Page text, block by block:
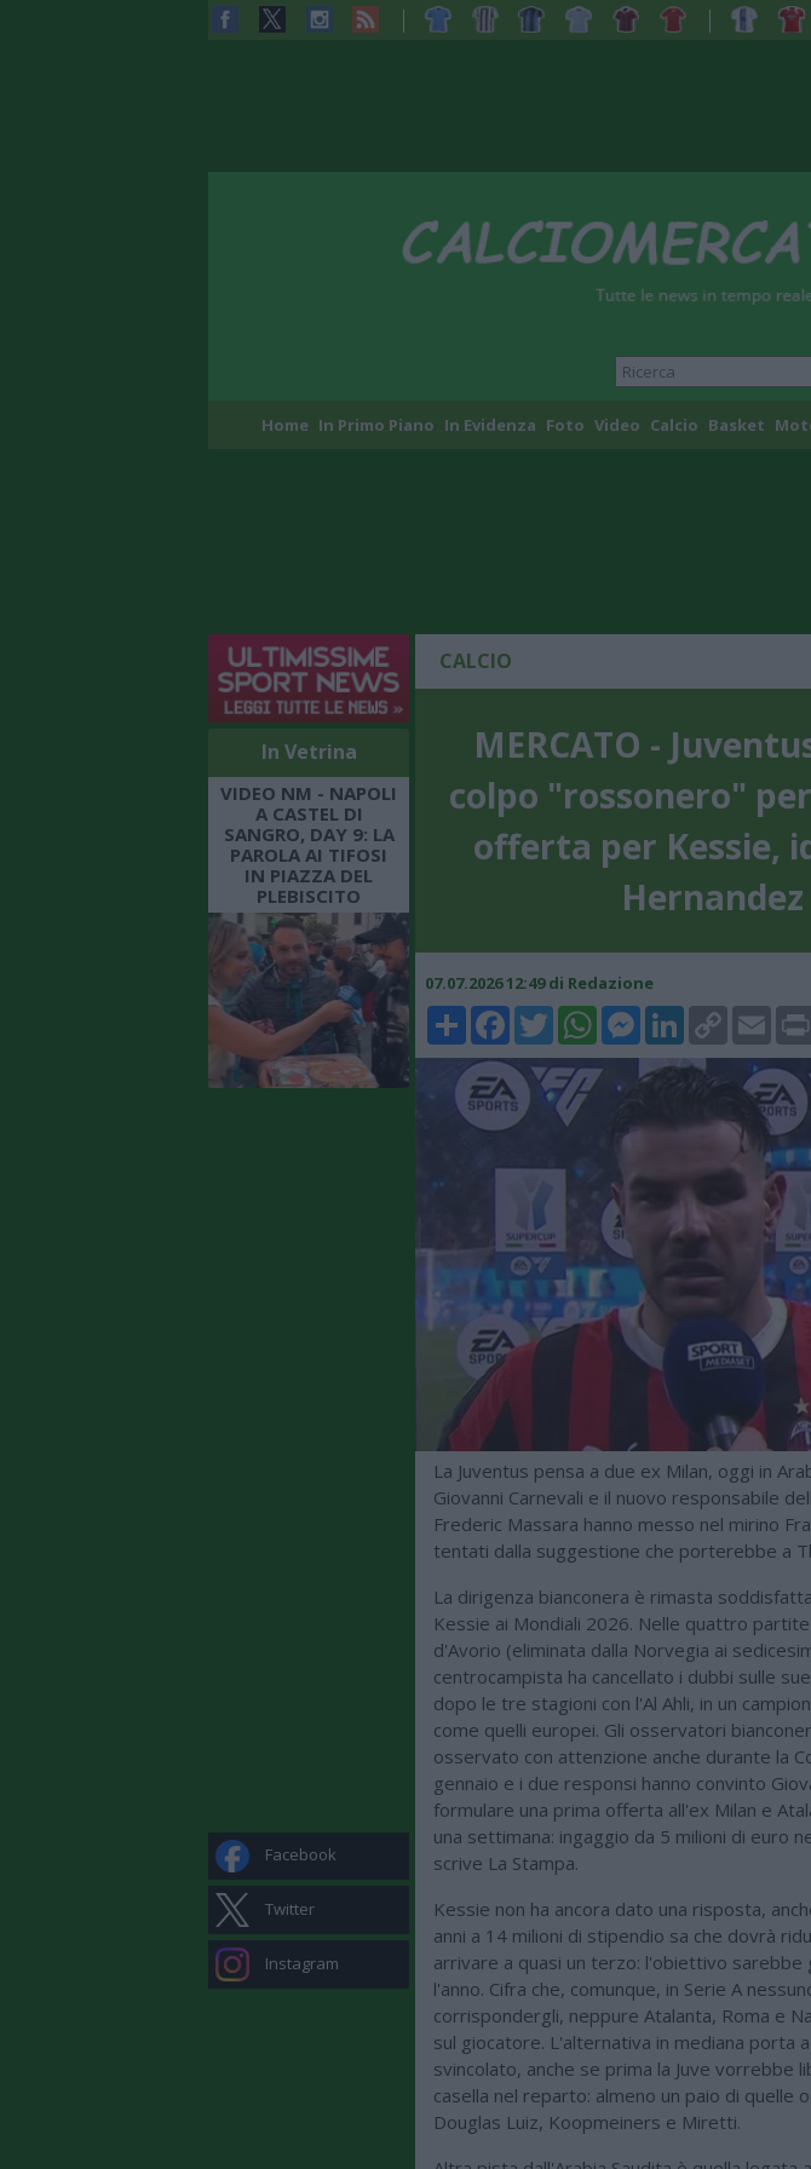
Home In Primo Piano In Evidenza Foto Video Calcio Basket
In Vetrina
VIDEO NM - NAPOLI
A CASTEL DI
SANGRO, DAY 9: LA
PAROLA AI TIFOSI
IN PIAZZA DEL
PLEBISCITO
Facebook
Twitter
Instagram
CALCIO
MERCATO -
colpo "rossonero"
offerta per Kessie,
Hernandez
07.07.2026 12:49 di Redazione
ShareFacebookTwitterWhatsAppMessenger
LinkedIn
Copy
Link
Email Print
La Juventus pensa a due ex Milan, oggi in
Giovanni Carnevali e il nuovo responsabile
Frederic Massara hanno messo nel mirino
tentati dalla suggestione che porterebbe a
La dirigenza bianconera è rimasta
Kessie ai Mondiali 2026. Nelle quattro
d'Avorio (eliminata dalla Norvegia ai
centrocampista ha cancellato i dubbi sulle
dopo le tre stagioni con l'Al Ahli, in un
come quelli europei. Gli osservatori
osservato con attenzione anche durante la
gennaio e i due responsi hanno convinto
formulare una prima offerta all'ex Milan e
una settimana: ingaggio da 5 milioni di euro
scrive La Stampa.
Kessie non ha ancora dato una risposta,
anni a 14 milioni di stipendio sa che dovrà
arrivare a quasi un terzo: l'obiettivo sarebbe
l'anno. Cifra che, comunque, in Serie A
corrispondergli, neppure Atalanta, Roma e
sul giocatore. L'alternativa in mediana porta
svincolato, anche se prima la Juve vorrebbe
casella nel reparto: almeno un paio di quelle
Douglas Luiz, Koopmeiners e Miretti.